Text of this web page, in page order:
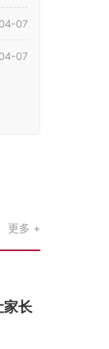
07
07
更多
家长